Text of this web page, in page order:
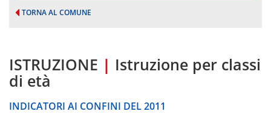
TORNA AL COMUNE
ISTRUZIONE | Istruzione per classi
di età
INDICATORI AI CONFINI DEL 2011